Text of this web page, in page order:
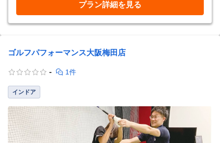
プラン詳細を見る
ゴルフパフォーマンス大阪梅田店
- 1件
インドア